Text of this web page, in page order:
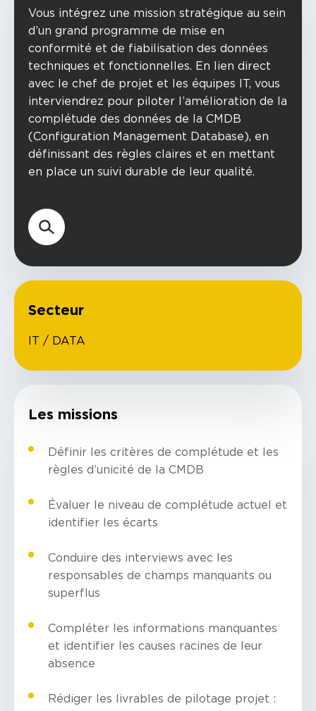
Vous intégrez une mission stratégique au sein
d’un grand programme de mise en
conformité et de fiabilisation des données
techniques et fonctionnelles. En lien direct
avec le chef de projet et les équipes IT, vous
interviendrez pour piloter l’amélioration de la
complétude des données de la CMDB
(Configuration Management Database), en
définissant des règles claires et en mettant
en place un suivi durable de leur qualité.
Secteur
IT / DATA
Les missions
Définir les critères de complétude et les
règles d’unicité de la CMDB
Évaluer le niveau de complétude actuel et
identifier les écarts
Conduire des interviews avec les
responsables de champs manquants ou
superflus
Compléter les informations manquantes
et identifier les causes racines de leur
absence
Rédiger les livrables de pilotage projet :